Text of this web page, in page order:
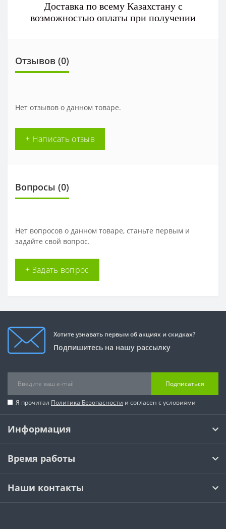
Доставка по всему Казахстану с
возможностью оплаты при получении
Отзывов (0)
Нет отзывов о данном товаре.
+ Написать отзыв
Вопросы (0)
Нет вопросов о данном товаре, станьте первым и
задайте свой вопрос.
+ Задать вопрос
Хотите узнавать первым об акциях и скидках?
Подпишитесь на нашу рассылку
Подписаться
Я прочитал Политика Безопасности и согласен с условиями
Информация
Время работы
Наши контакты